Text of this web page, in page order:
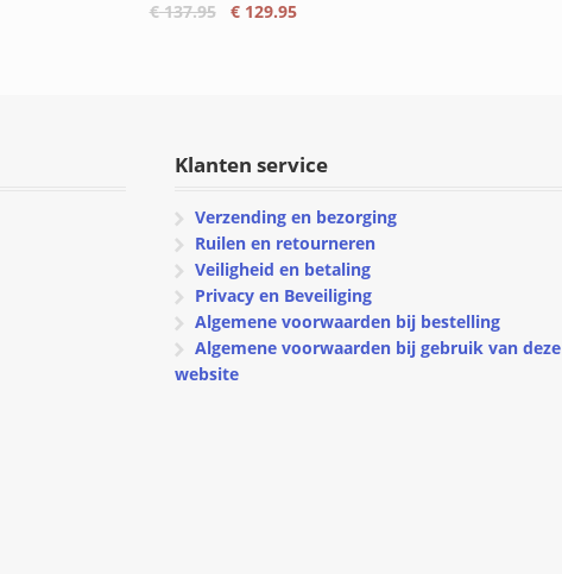
€137.95
Oorspronkelijke
€ 129.95Huidige
Klanten service
Verzending en bezorging
Ruilen en retourneren
Veiligheid en betaling
Privacy en Beveiliging
Algemene voorwaarden bij bestelling
Algemene voorwaarden bij gebruik van deze
website